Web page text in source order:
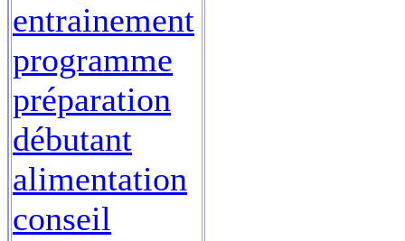
entrainement
programme
préparation
débutant
alimentation
conseil